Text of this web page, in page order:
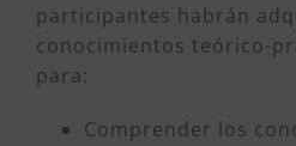
participantes habrán
conocimientos teórico-
para:
Comprender los